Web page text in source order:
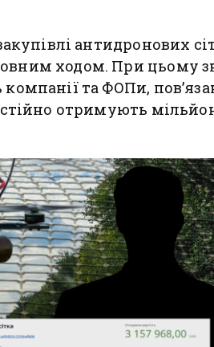
антидронових
ходом. При цьому
та ФОПи,
отримують